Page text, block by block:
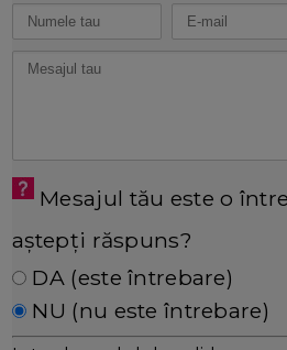
Mesajul tău este o
aștepți răspuns?
DA (este întrebare)
NU (nu este întrebare)